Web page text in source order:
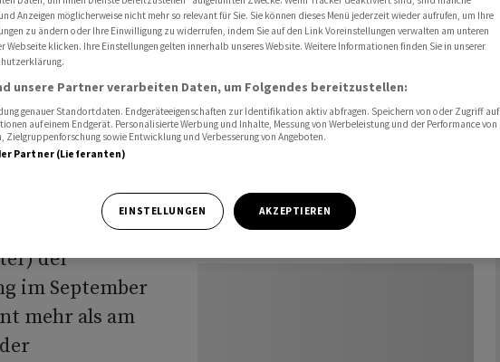
gestiegen. Am
der
im September
mehr als am
Anzeigen möglicherweise nicht mehr so relevant für Sie. Sie können dieses Menü jederzeit wieder aufrufen, um Ihre
zu ändern oder Ihre Einwilligung zu widerrufen, indem Sie auf den Link Voreinstellungen verwalten am unteren
Webseite klicken. Ihre Einstellungen gelten innerhalb unseres Website. Weitere Informationen finden Sie in unserer
unsere Partner verarbeiten Daten, um Folgendes bereitzustellen:
genauer Standortdaten. Endgeräteeigenschaften zur Identifikation aktiv abfragen. Speichern von oder Zugriff auf
auf einem Endgerät. Personalisierte Werbung und Inhalte, Messung von Werbeleistung und der Performance von
Zielgruppenforschung sowie Entwicklung und Verbesserung von Angeboten.
Partner (Lieferanten)
EINSTELLUNGEN AKZEPTIEREN